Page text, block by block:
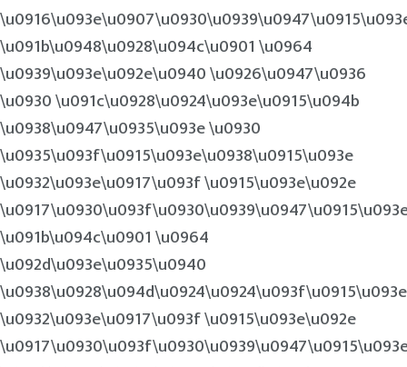
\u091b\u0948\u0928\u094c\u0901 \u0964
\u0939\u093e\u092e\u0940 \u0926\u0947\u0936
\u0930 \u091c\u0928\u0924\u093e\u0915\u094b
\u0938\u0947\u0935\u093e \u0930
\u0935\u093f\u0915\u093e\u0938\u0915\u093e
\u0932\u093e\u0917\u093f \u0915\u093e\u092e
\u091b\u094c\u0901 \u0964
\u092d\u093e\u0935\u0940
\u0938\u0928\u094d\u0924\u0924\u093f\u0915\u093e
\u0932\u093e\u0917\u093f \u0915\u093e\u092e